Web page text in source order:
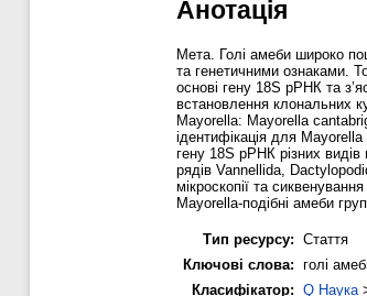
Анотація
Мета. Голі амеби широко
та генетичними ознаками.
основі гену 18S рРНК та
встановлення клональних
Мayorella: Mayorella
ідентифікація для
гену 18S рРНК різних
рядів Vannellida,
мікроскопії та
Mayorella-подібні амеби
Тип ресурсу: Стаття
Ключові слова: голі
Класифікатор: Q Наука